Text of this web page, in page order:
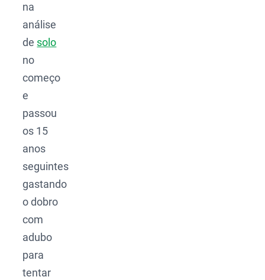
na
análise
de solo
no
começo
e
passou
os 15
anos
seguintes
gastando
o dobro
com
adubo
para
tentar